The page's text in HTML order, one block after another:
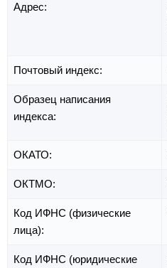
Адрес:
Почтовый индекс:
Образец написания
индекса:
ОКАТО:
ОКТМО:
Код ИФНС (физические
лица):
Код ИФНС (юридические